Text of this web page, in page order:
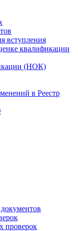
вступления
квалификации
(НОК)
в Реестр
проверок